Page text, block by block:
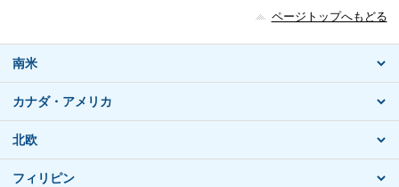
ページトップへもどる
南米
カナダ・アメリカ
北欧
フィリピン